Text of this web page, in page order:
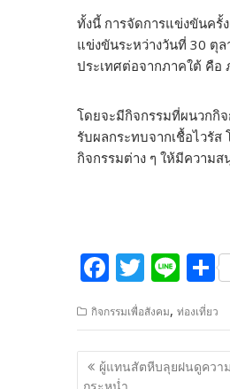
ทั้งนี้ การจัดการแข่งขันครั้
แข่งขันระหว่างวันที่ 30 ตุ
ประเทศต่อจากภาคใต้ คือ
โดยจะมีกิจกรรมที่ผนวกกิจ
รับผลกระทบจากเชื้อไวรัส
กิจกรรมต่าง ๆ ให้มีความ
F
ac
e
b
o
T
itt
er
Li
e
S
e
กิจกรรมเพื่อสังคม, ท่องเที่ยว
แนะแนว
ผู้แทนสัตหีบลุยฝนดูควา
กระหน่ำ